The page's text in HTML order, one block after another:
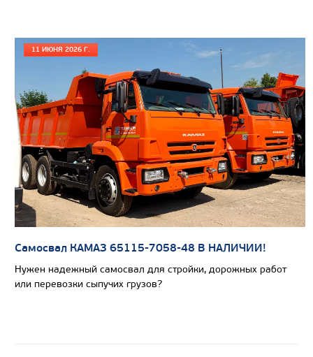
11 ИЮНЯ 2026 Г.
Самосвал КАМАЗ 65115-7058-48 В НАЛИЧИИ!
Нужен надежный самосвал для стройки, дорожных работ
или перевозки сыпучих грузов?